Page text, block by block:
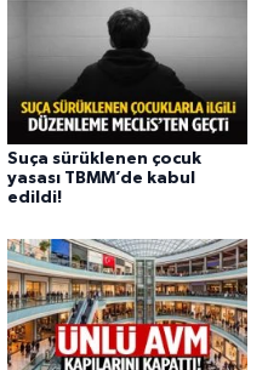
Suça sürüklenen çocuk
yasası TBMM’de kabul
edildi!